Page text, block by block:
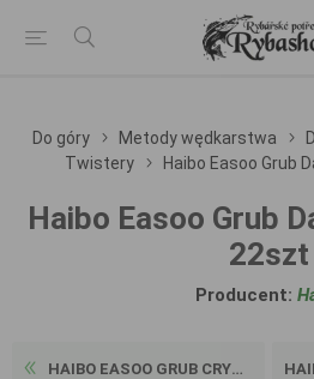
Do góry Metody wędkarstwa
Twistery
Haibo Easoo Grub
Haibo Easoo Grub
22szt
Producent:
HAIBO EASOO GRUB CRYSTAL WH...